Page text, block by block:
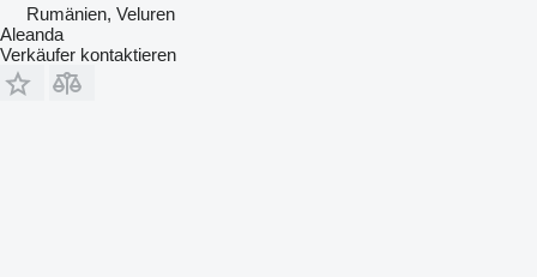
Rumänien, Veluren
Aleanda
Verkäufer kontaktieren